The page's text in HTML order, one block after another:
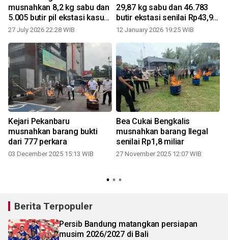
musnahkan 8,2 kg sabu dan
5.005 butir pil ekstasi kasus
tiga tersangka
27 July 2026 22:28 WIB
29,87 kg sabu dan 46.783
butir ekstasi senilai Rp43,9
miliar
12 January 2026 19:25 WIB
Kejari Pekanbaru
musnahkan barang bukti
dari 777 perkara
03 December 2025 15:13 WIB
Bea Cukai Bengkalis
musnahkan barang Ilegal
senilai Rp1,8 miliar
27 November 2025 12:07 WIB
Berita Terpopuler
Persib Bandung matangkan persiapan
musim 2026/2027 di Bali